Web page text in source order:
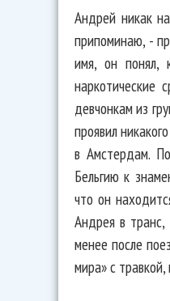
Андрей никак
припоминаю, -
имя, он понял,
наркотические
девчонкам из
проявил
в Амстердам.
Бельгию к
что он
Андрея в
менее после
мира» с